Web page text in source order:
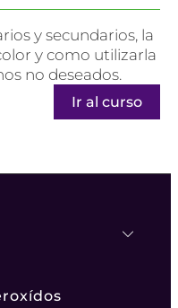
y secundarios, la
y como utilizarla
no deseados.
Ir al curso